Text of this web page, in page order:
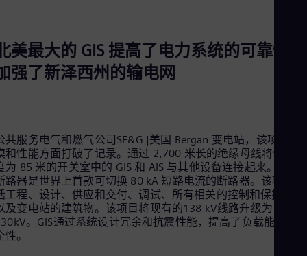
美最大的 GIS 提高了电力系统的可靠性，
强了新泽西州的输电网
共服务电气和燃气公司SE&G |美国 Bergan 变电站，该项目在
和性能方面打破了记录。通过 2,700 米长的绝缘母线将位于长
为 85 米的开关室中的 GIS 和 AIS 与其他设备连接起来。245
路器是世界上首款可切换 80 kA 短路电流的断路器。该项目包
工程、设计、供应和交付、调试、所有相关的控制和保护设备
及变电站的建筑物。该项目将现有的138 kV线路升级为
。GIS通过系统设计冗余和抗震性能，提高了负载能力和
性。